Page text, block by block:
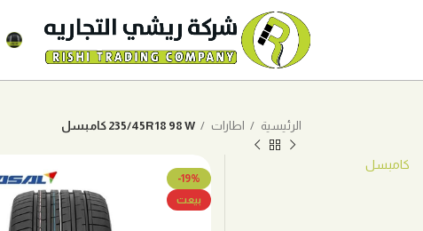
الرئيسية اطارات 235/45R18 98 W كامبسل
-19%
بيعت
كامبسل